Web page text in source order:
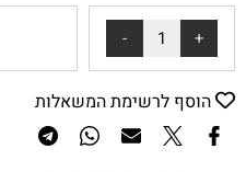
הוסף לרשימת המשאלות